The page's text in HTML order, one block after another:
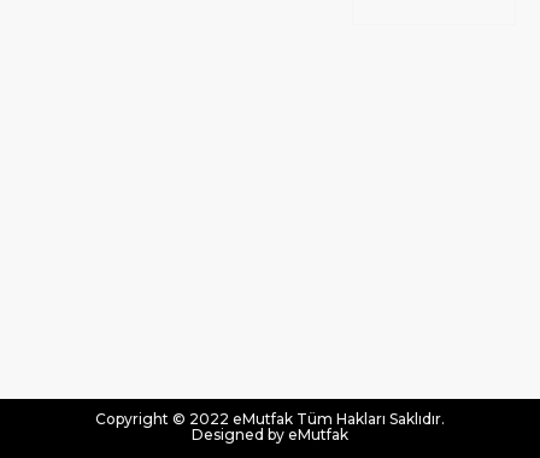
Copyright © 2022 eMutfak Tüm Hakları Saklıdır.
Designed by eMutfak